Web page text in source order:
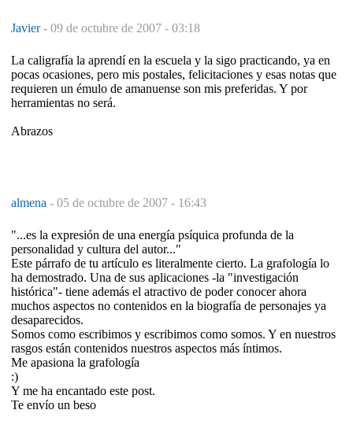
Javier- 09 de octubre de 2007 - 03:18
La caligrafía la aprendí en la escuela y la sigo practicando, ya en
pocas ocasiones, pero mis postales, felicitaciones y esas notas que
requieren un émulo de amanuense son mis preferidas. Y por
herramientas no será.
Abrazos
almena - 05 de octubre de 2007 - 16:43
"...es la expresión de una energía psíquica profunda de la
personalidad y cultura del autor..."
Este párrafo de tu artículo es literalmente cierto. La grafología lo
ha demostrado. Una de sus aplicaciones -la "investigación
histórica"- tiene además el atractivo de poder conocer ahora
muchos aspectos no contenidos en la biografía de personajes ya
desaparecidos.
Somos como escribimos y escribimos como somos. Y en nuestros
rasgos están contenidos nuestros aspectos más íntimos.
Me apasiona la grafología
:)
Y me ha encantado este post.
Te envío un beso